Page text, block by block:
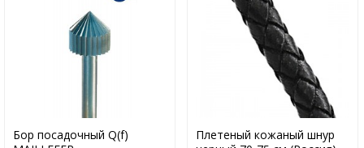
Бор посадочный Q(f)
Плетеный кожаный шнур